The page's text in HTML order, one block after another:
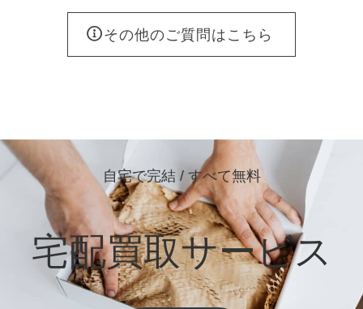
その他のご質問はこちら
自宅で完結 / すべて無料
宅配買取サービス